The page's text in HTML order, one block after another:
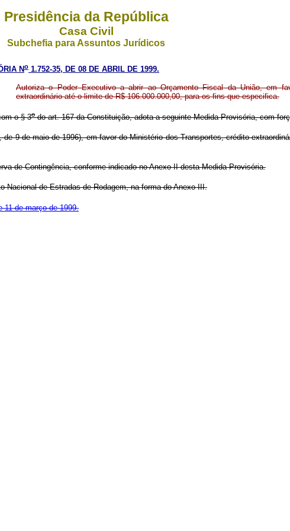
Presidência da República
Casa Civil
Subchefia para Assuntos Jurídicos
No 1.752-35, DE 08 DE ABRIL DE 1999.
Autoriza o Poder Executivo a abrir ao Orçamento Fiscal da União, em
extraordinário até o limite de R$ 106.000.000,00, para os fins que especifica.
o § 3odo art. 167 da Constituição, adota a seguinte Medida Provisória, com
de 9 de maio de 1996), em favor do Ministério dos Transportes, crédito
de Contingência, conforme indicado no Anexo II desta Medida Provisória.
de Estradas de Rodagem, na forma do Anexo III.
11 de março de 1999.